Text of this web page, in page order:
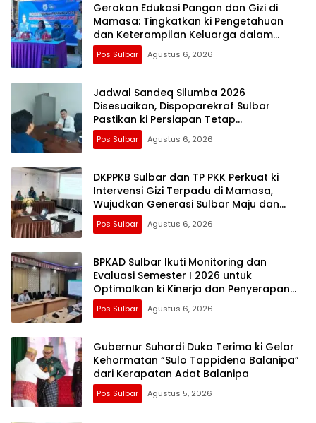
Gerakan Edukasi Pangan dan Gizi di
Mamasa: Tingkatkan ki Pengetahuan
dan Keterampilan Keluarga dalam
Pemenuhan Gizi
Pos Sulbar Agustus 6, 2026
Jadwal Sandeq Silumba 2026
Disesuaikan, Dispoparekraf Sulbar
Pastikan ki Persiapan Tetap
Dimatangkan
Pos Sulbar Agustus 6, 2026
DKPPKB Sulbar dan TP PKK Perkuat ki
Intervensi Gizi Terpadu di Mamasa,
Wujudkan Generasi Sulbar Maju dan
Sejahtera
Pos Sulbar Agustus 6, 2026
BPKAD Sulbar Ikuti Monitoring dan
Evaluasi Semester I 2026 untuk
Optimalkan ki Kinerja dan Penyerapan
Anggaran
Pos Sulbar Agustus 6, 2026
Gubernur Suhardi Duka Terima ki Gelar
Kehormatan “Sulo Tappidena Balanipa”
dari Kerapatan Adat Balanipa
Pos Sulbar Agustus 5, 2026